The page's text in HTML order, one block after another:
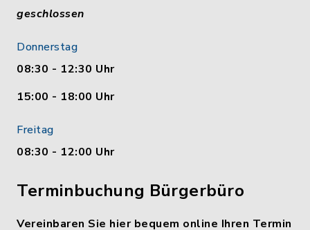
geschlossen
Donnerstag
08:30 - 12:30 Uhr
15:00 - 18:00 Uhr
Freitag
08:30 - 12:00 Uhr
Terminbuchung Bürgerbüro
Vereinbaren Sie hier bequem online Ihren Termin